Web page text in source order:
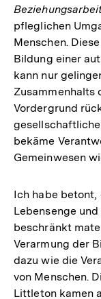
pfleglichen
Menschen.
Bildung einer
kann nur
Zusammenhalts
Vordergrund
bekäme
Gemeinwesen
Ich habe betont,
Lebensenge
beschränkt
Verarmung der
dazu wie die
von Menschen.
Littleton kamen